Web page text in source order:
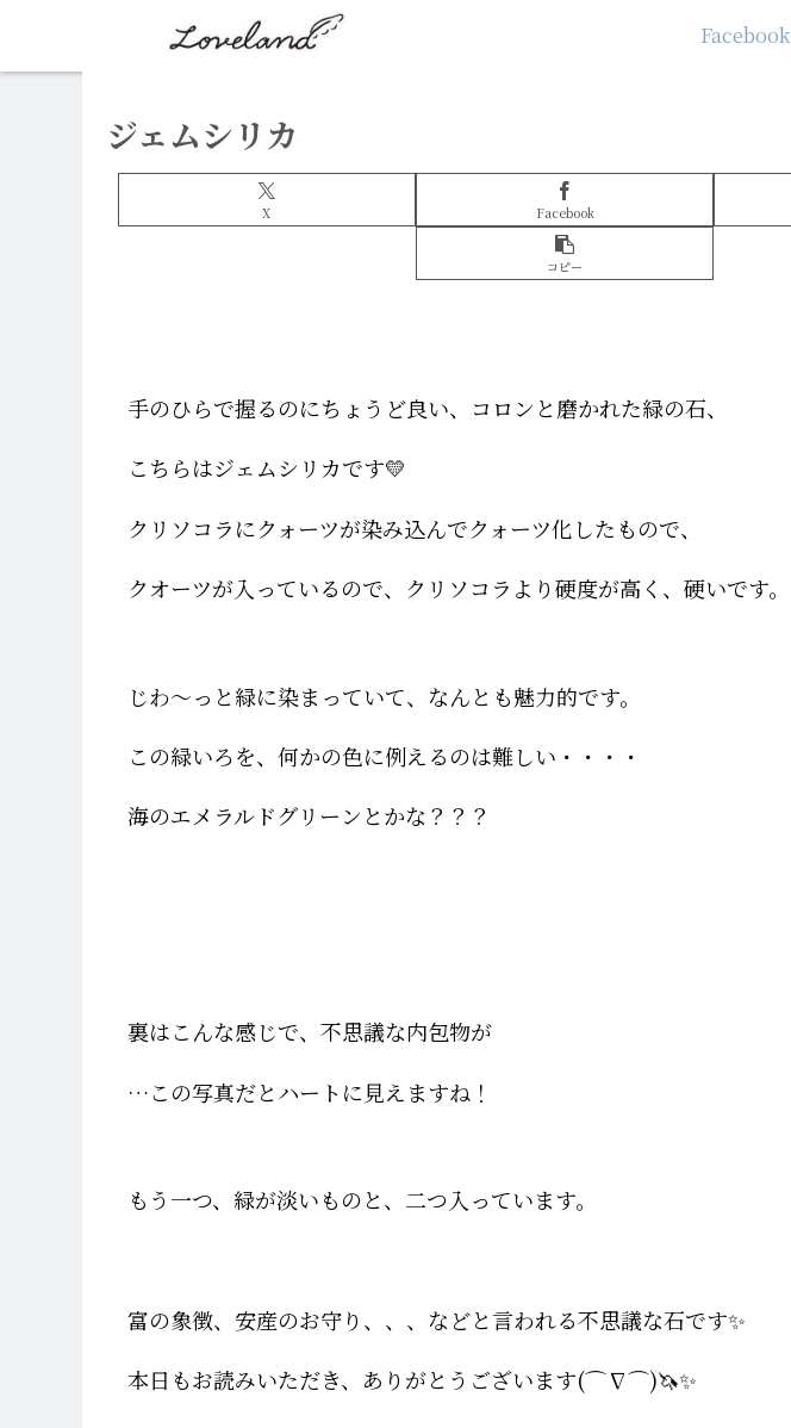
Facebook
ジェムシリカ
X Facebook
コピー
手のひらで握るのにちょうど良い、コロンと磨かれた緑の石、
こちらはジェムシリカです💛
クリソコラにクォーツが染み込んでクォーツ化したもので、
クオーツが入っているので、クリソコラより硬度が高く、硬いです。
じわ～っと緑に染まっていて、なんとも魅力的です。
この緑いろを、何かの色に例えるのは難しい・・・・
海のエメラルドグリーンとかな？？？
裏はこんな感じで、不思議な内包物が
…この写真だとハートに見えますね！
もう一つ、緑が淡いものと、二つ入っています。
富の象徴、安産のお守り、、、などと言われる不思議な石です✨
本日もお読みいただき、ありがとうございます(⌒∇⌒)🦄✨